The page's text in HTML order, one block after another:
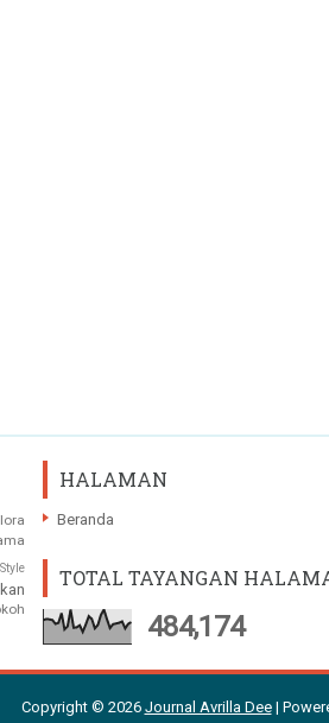
HALAMAN
Beranda
TOTAL TAYANGAN
484,174
Copyright © 2026 Journal Avrilla Dee|